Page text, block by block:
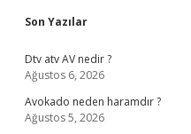
Sidebar
Son Yazılar
Dtv atv AV nedir ?
Ağustos 6, 2026
Avokado neden haramdır ?
Ağustos 5, 2026